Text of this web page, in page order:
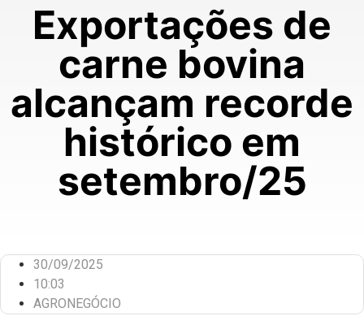
Exportações de
carne bovina
alcançam recorde
histórico em
setembro/25
30/09/2025
10:03
AGRONEGÓCIO